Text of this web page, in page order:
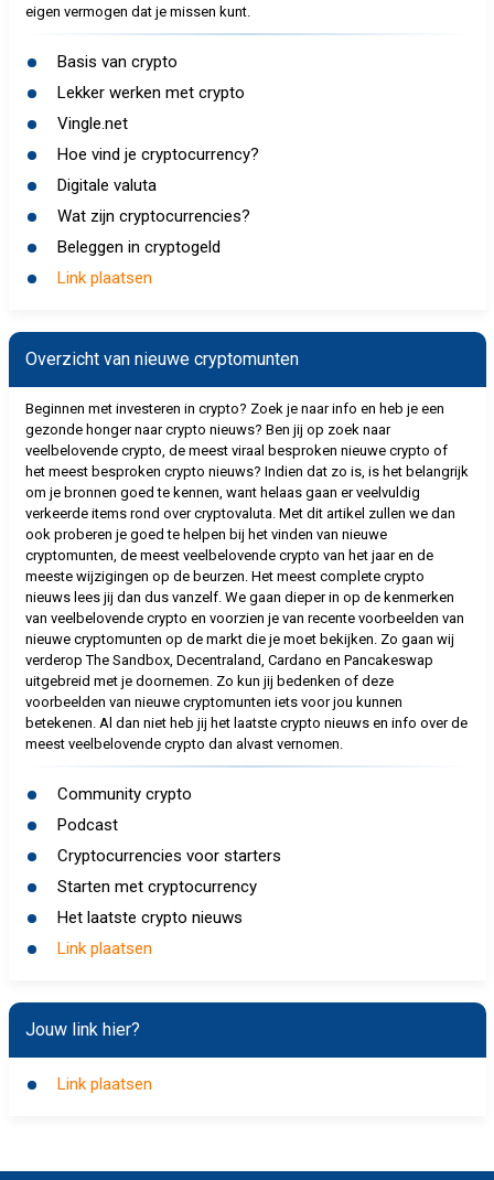
eigen vermogen dat je missen kunt.
Basis van crypto
Lekker werken met crypto
Vingle.net
Hoe vind je cryptocurrency?
Digitale valuta
Wat zijn cryptocurrencies?
Beleggen in cryptogeld
Link plaatsen
Overzicht van nieuwe cryptomunten
Beginnen met investeren in crypto? Zoek je naar info en heb je een
gezonde honger naar crypto nieuws? Ben jij op zoek naar
veelbelovende crypto, de meest viraal besproken nieuwe crypto of
het meest besproken crypto nieuws? Indien dat zo is, is het belangrijk
om je bronnen goed te kennen, want helaas gaan er veelvuldig
verkeerde items rond over cryptovaluta. Met dit artikel zullen we dan
ook proberen je goed te helpen bij het vinden van nieuwe
cryptomunten, de meest veelbelovende crypto van het jaar en de
meeste wijzigingen op de beurzen. Het meest complete crypto
nieuws lees jij dan dus vanzelf. We gaan dieper in op de kenmerken
van veelbelovende crypto en voorzien je van recente voorbeelden van
nieuwe cryptomunten op de markt die je moet bekijken. Zo gaan wij
verderop The Sandbox, Decentraland, Cardano en Pancakeswap
uitgebreid met je doornemen. Zo kun jij bedenken of deze
voorbeelden van nieuwe cryptomunten iets voor jou kunnen
betekenen. Al dan niet heb jij het laatste crypto nieuws en info over de
meest veelbelovende crypto dan alvast vernomen.
Community crypto
Podcast
Cryptocurrencies voor starters
Starten met cryptocurrency
Het laatste crypto nieuws
Link plaatsen
Jouw link hier?
Link plaatsen